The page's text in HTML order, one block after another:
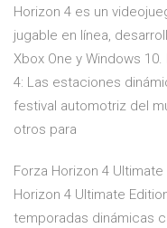
Horizon 4 es un
jugable en línea,
Xbox One y Windows
4: Las estaciones
festival automotriz del
otros para
Forza Horizon 4
Horizon 4 Ultimate
temporadas dinámicas